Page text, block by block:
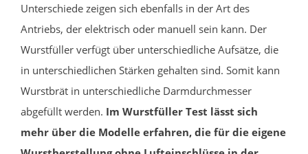
Unterschiede zeigen sich ebenfalls in der Art des
Antriebs, der elektrisch oder manuell sein kann. Der
Wurstfüller verfügt über unterschiedliche Aufsätze, die
in unterschiedlichen Stärken gehalten sind. Somit kann
Wurstbrät in unterschiedliche Darmdurchmesser
abgefüllt werden. Im Wurstfüller Test lässt sich
mehr über die Modelle erfahren, die für die eigene